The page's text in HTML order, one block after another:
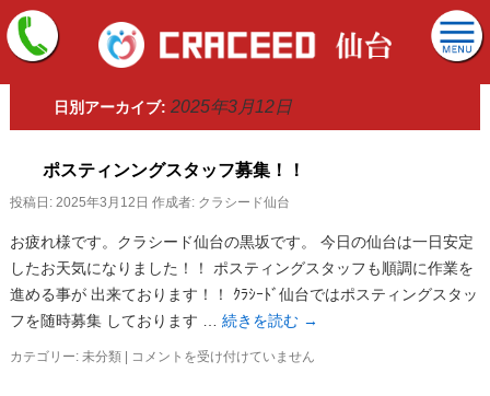
日別アーカイブ: 2025年3月12日
ポスティンングスタッフ募集！！
投稿日: 2025年3月12日 作成者: クラシード仙台
お疲れ様です。クラシード仙台の黒坂です。 今日の仙台は一日安定
したお天気になりました！！ ポスティングスタッフも順調に作業を
進める事が 出来ております！！ ｸﾗｼｰﾄﾞ仙台ではポスティングスタッ
フを随時募集 しております … 続きを読む →
カテゴリー: 未分類
ポ
コメントを受け付けていません